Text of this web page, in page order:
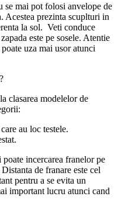
se mai pot folosi anvelope de
Acestea prezinta scuplturi in
la sol. Veti conduce
este pe sosele. Atentie
uza mai usor atunci
clasarea modelelor de
au loc testele.
incercarea franelor pe
de franare este cel
pentru a se evita un
important lucru atunci cand